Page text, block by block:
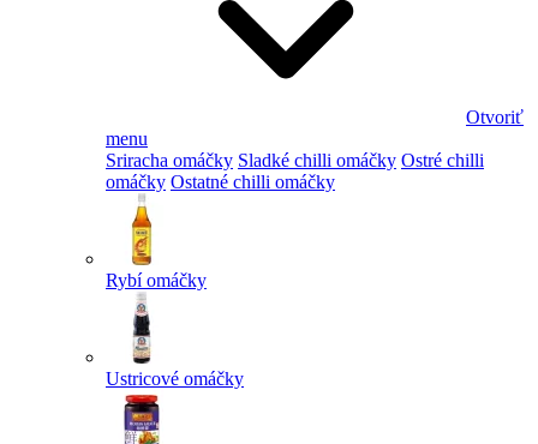
Otvoriť
menu
Sriracha omáčky Sladké chilli omáčky Ostré chilli
omáčky Ostatné chilli omáčky
Rybí omáčky
Ustricové omáčky